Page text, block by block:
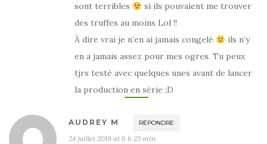
sont terribles
si ils pouvaient me trouver
des truffes au moins Lol !!
À dire vrai je n’en ai jamais congelé
ils n’y
en a jamais assez pour mes ogres. Tu peux
tjrs testé avec quelques unes avant de lancer
la production en série ;D
AUDREY M RÉPONDRE
24 juillet 2019 at 6 h 25 min